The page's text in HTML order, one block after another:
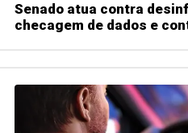
Senado atua contra
checagem de dados e